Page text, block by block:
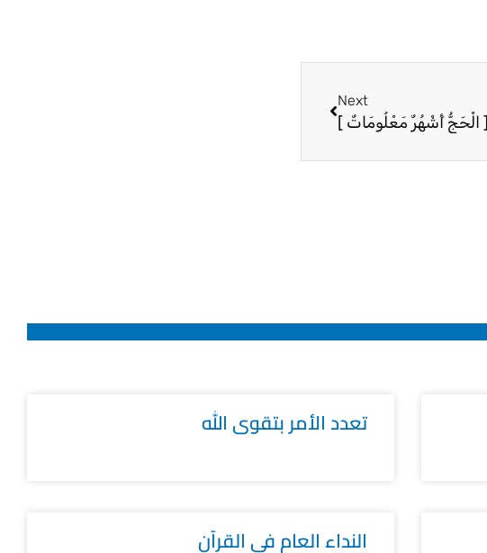
Next
[ الْحَجُّ أَشْهُرٌ مَعْلُومَاتٌ ]
تعدد الأمر بتقوى الله
النداء العام في القرآن